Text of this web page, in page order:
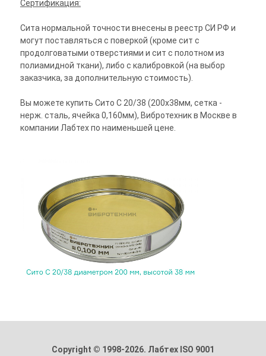
Сертификация:
Сита нормальной точности внесены в реестр СИ РФ и
могут поставляться с поверкой (кроме сит с
продолговатыми отверстиями и сит с полотном из
полиамидной ткани), либо с калибровкой (на выбор
заказчика, за дополнительную стоимость).
Вы можете купить Сито С 20/38 (200х38мм, сетка -
нерж. сталь, ячейка 0,160мм), Вибротехник в Москве в
компании Лабтех по наименьшей цене.
Copyright © 1998-2026. Лабтех ISO 9001